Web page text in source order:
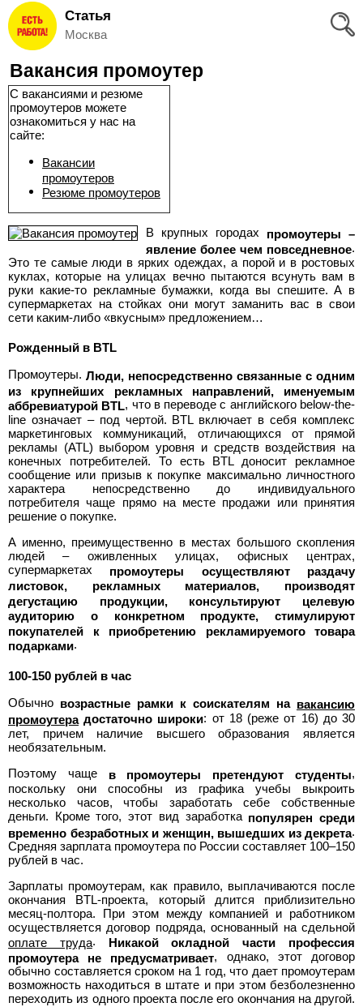
Вход
и
Регистрация
Избранное
Соискателям
Добавить
резюме
Работодателям
Добавить
вакансию
Полная
версия
Статья
Москва
Вакансия промоутер
C вакансиями и резюме
промоутеров можете
ознакомиться у нас на
сайте:
Вакансии
промоутеров
Резюме промоутеров
В крупных городах промоутеры –
явление более чем повседневное.
Это те самые люди в ярких одеждах, а порой и в ростовых
куклах, которые на улицах вечно пытаются всунуть вам в
руки какие-то рекламные бумажки, когда вы спешите. А в
супермаркетах на стойках они могут заманить вас в свои
сети каким-либо «вкусным» предложением…
Рожденный в BTL
Промоутеры. Люди, непосредственно связанные с одним
из крупнейших рекламных направлений, именуемым
аббревиатурой BTL, что в переводе с английского below-the-
line означает – под чертой. BTL включает в себя комплекс
маркетинговых коммуникаций, отличающихся от прямой
рекламы (ATL) выбором уровня и средств воздействия на
конечных потребителей. То есть BTL доносит рекламное
сообщение или призыв к покупке максимально личностного
характера непосредственно до индивидуального
потребителя чаще прямо на месте продажи или принятия
решение о покупке.
А именно, преимущественно в местах большого скопления
людей – оживленных улицах, офисных центрах,
супермаркетах промоутеры осуществляют раздачу
листовок, рекламных материалов, производят
дегустацию продукции, консультируют целевую
аудиторию о конкретном продукте, стимулируют
покупателей к приобретению рекламируемого товара
подарками.
100-150 рублей в час
Обычно возрастные рамки к соискателям на вакансию
промоутера достаточно широки: от 18 (реже от 16) до 30
лет, причем наличие высшего образования является
необязательным.
Поэтому чаще в промоутеры претендуют студенты,
поскольку они способны из графика учебы выкроить
несколько часов, чтобы заработать себе собственные
деньги. Кроме того, этот вид заработка популярен среди
временно безработных и женщин, вышедших из декрета.
Средняя зарплата промоутера по России составляет 100–150
рублей в час.
Зарплаты промоутерам, как правило, выплачиваются после
окончания BTL-проекта, который длится приблизительно
месяц-полтора. При этом между компанией и работником
осуществляется договор подряда, основанный на сдельной
оплате труда. Никакой окладной части профессия
промоутера не предусматривает, однако, этот договор
обычно составляется сроком на 1 год, что дает промоутерам
возможность находиться в штате и при этом безболезненно
переходить из одного проекта после его окончания на другой.